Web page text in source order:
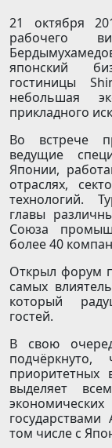
21 октября
рабочего
японский
гостиницы
небольшая
прикладного
Во встрече
ведущие
Японии,
отраслях,
технологий.
главы
Союза
более 40
Открыл форум
самых
который
гостей.
В свою
приоритетных
выделяет
экономических
государствами
том числе с